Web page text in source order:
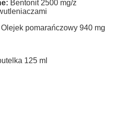
Bentonit 2500 mg/z
Olejek pomarańczowy 940 mg
125 ml